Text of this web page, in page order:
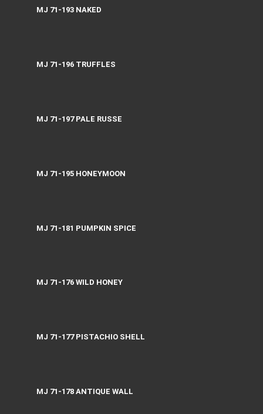
MJ 71-193 NAKED
MJ 71-196 TRUFFLES
MJ 71-197 PALE RUSSE
MJ 71-195 НONEYMOON
MJ 71-181 PUMPKIN SPICE
MJ 71-176 WILD HONEY
MJ 71-177 PISTACHIO SHELL
MJ 71-178 ANTIQUE WALL